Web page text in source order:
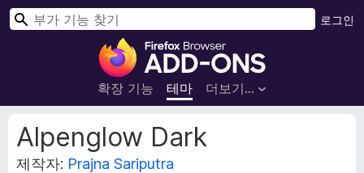
F
r
e
o
확장 기능 테마 더보기…
로그인
검
Alpenglow Dark
제작자: Prajna Sariputra
확
장
메